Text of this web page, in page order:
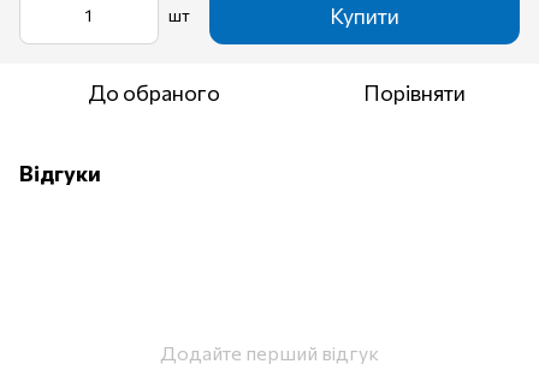
шт Купити
До обраного Порівняти
Відгуки
Додайте перший відгук